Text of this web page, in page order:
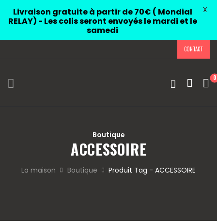
CONTACT
0
Boutique
ACCESSOIRE
La maison Boutique Produit Tag - ACCESSOIRE
Livraison gratuite à partir de 70€ ( Mondial
RELAY) - Les colis seront envoyés le mardi et le
samedi
X